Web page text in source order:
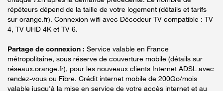
répéteurs dépend de la taille de votre logement (détails et tarifs
sur orange.fr). Connexion wifi avec Décodeur TV compatible : TV
4, TV UHD 4K et TV 6.
Partage de connexion : Service valable en France
métropolitaine, sous réserve de couverture mobile (détails sur
réseaux.orange.fr), pour les nouveaux clients Internet ADSL avec
rendez-vous ou Fibre. Crédit internet mobile de 200Go/mois
valable jusqu'à la mise en service de votre accès internet et au